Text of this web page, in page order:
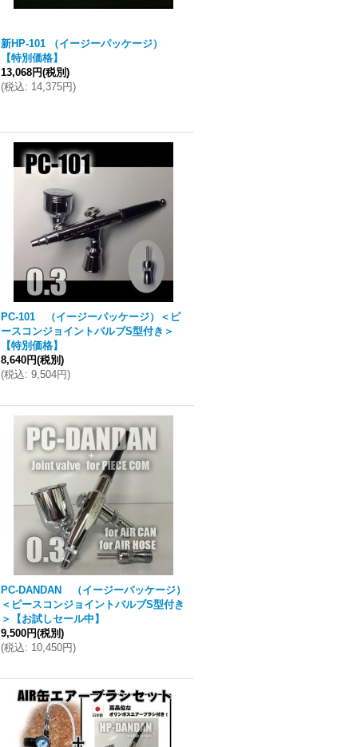
新HP-101 （イージーパッケージ）
【特別価格】
13,068円(税別)
(税込: 14,375円)
PC-101 （イージーパッケージ）＜ピ
ースコンジョイントバルブS型付き＞
【特別価格】
8,640円(税別)
(税込: 9,504円)
PC-DANDAN （イージーパッケージ）
＜ピースコンジョイントバルブS型付き
＞【お試しセール中】
9,500円(税別)
(税込: 10,450円)